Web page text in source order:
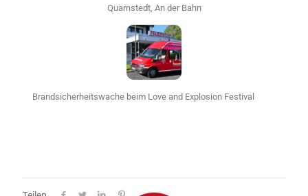
Quarnstedt, An der Bahn
Brandsicherheitswache beim Love and Explosion Festival